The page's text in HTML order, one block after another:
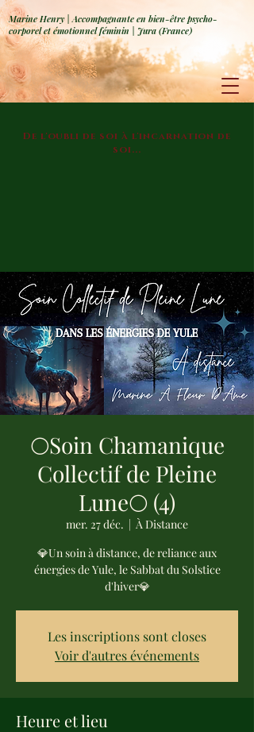
Marine Henry | Accompagnante en bien-être psycho-
corporel et émotionnel féminin | Jura (France)
De l'oubli de soi à l'incarnation de
soi...
🌕Soin Chamanique
Collectif de Pleine
Lune🌕 (4)
mer. 27 déc.
  |
À Distance
💎Un soin à distance, de reliance aux
énergies de Yule, le Sabbat du Solstice
d'hiver💎
Les inscriptions sont closes
Voir d'autres événements
Heure et lieu